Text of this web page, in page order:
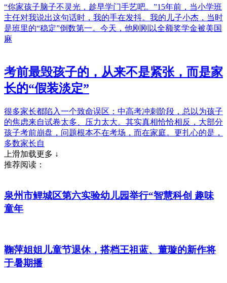
“你家孩子脑子不灵光，趁早学门手艺吧。”15年前，当小学班
主任对我说出这句话时，我的手在发抖。我的儿子小杰，当时
是班里的“稳定”倒数第一。今天，他刚刚以全额奖学金被美国
麻
考前最毁孩子的，从来不是紧张，而是家
长的“假装淡定”
很多家长都陷入一个致命误区：中高考冲刺阶段，总以为孩子
的焦虑来自试卷太多、压力太大。其实真相恰恰相反，大部分
孩子考前崩盘，问题根本不在考场，而在家庭。更扎心的是，
多数家长自
上滑加载更多 ↓
推荐阅读：
泉州市鲤城区第六实验幼儿园举行“智慧科创 趣味
童年
鞠萍姐姐儿童节退休，搭档王祖蓝、董璇的新作将
于暑期播